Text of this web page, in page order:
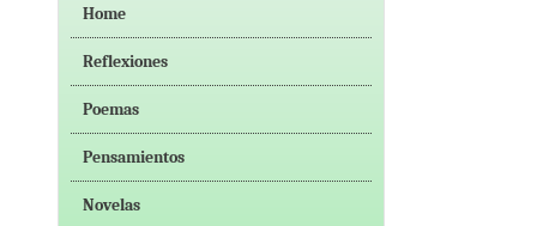
Home
Reflexiones
Poemas
Pensamientos
Novelas